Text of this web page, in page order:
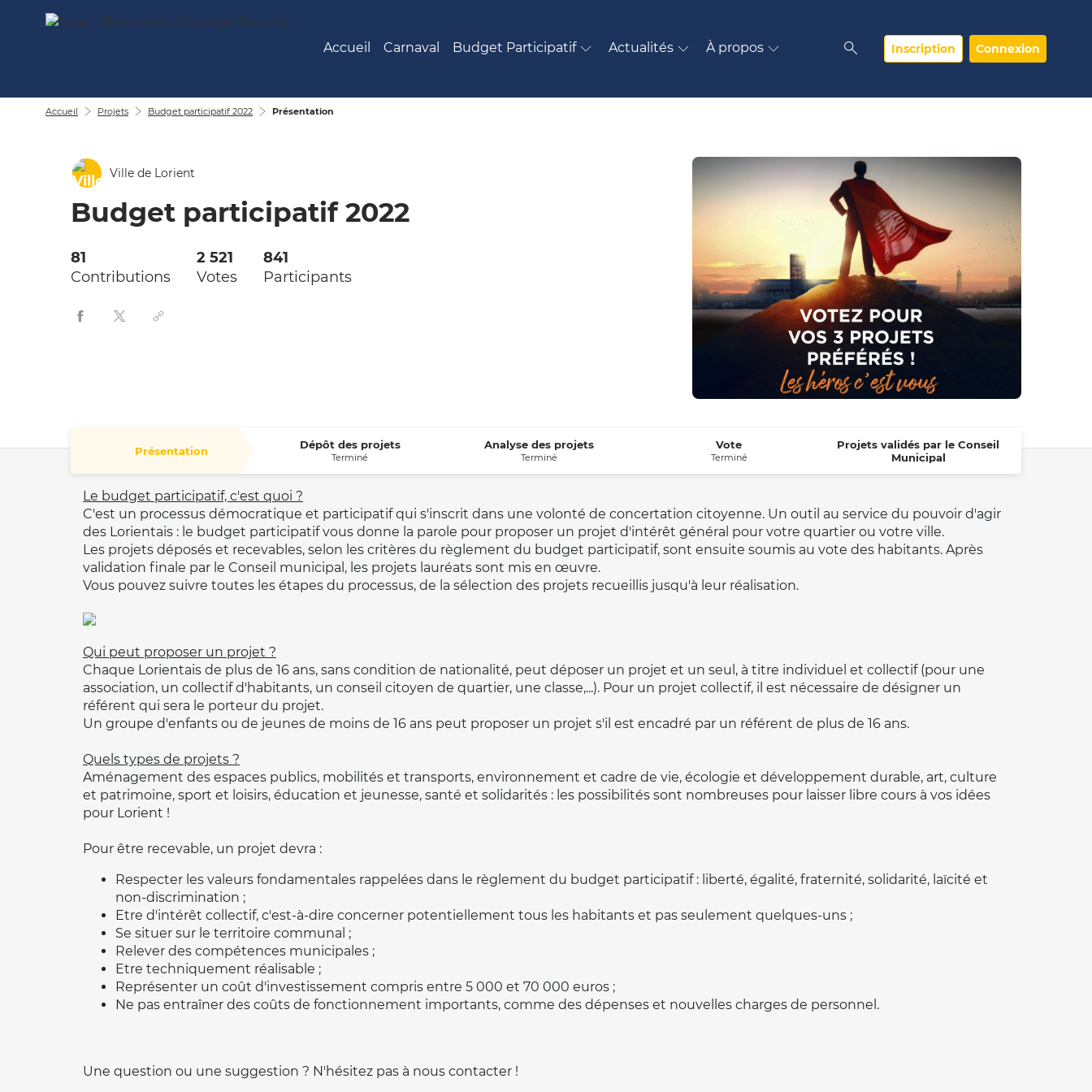
Aller au menu Aller au contenu
Accueil Carnaval Budget Participatif Actualités À propos Inscription Connexion
Accueil Projets Budget participatif 2022 Présentation
Ville de Lorient
Budget participatif 2022
81
Contributions
2 521
Votes
841
Participants
Présentation Dépôt des projets
Terminé
Analyse des projets
Terminé
Vote
Terminé
Projets validés par le Conseil
Municipal
Le budget participatif, c'est quoi ?
C'est un processus démocratique et participatif qui s'inscrit dans une volonté de concertation citoyenne. Un outil au service du pouvoir d'agir
des Lorientais : le budget participatif vous donne la parole pour proposer un projet d'intérêt général pour votre quartier ou votre ville.
Les projets déposés et recevables, selon les critères du règlement du budget participatif, sont ensuite soumis au vote des habitants. Après
validation finale par le Conseil municipal, les projets lauréats sont mis en œuvre.
Vous pouvez suivre toutes les étapes du processus, de la sélection des projets recueillis jusqu'à leur réalisation.
Qui peut proposer un projet ?
Chaque Lorientais de plus de 16 ans, sans condition de nationalité, peut déposer un projet et un seul, à titre individuel et collectif (pour une
association, un collectif d'habitants, un conseil citoyen de quartier, une classe,...). Pour un projet collectif, il est nécessaire de désigner un
référent qui sera le porteur du projet.
Un groupe d'enfants ou de jeunes de moins de 16 ans peut proposer un projet s'il est encadré par un référent de plus de 16 ans.
Quels types de projets ?
Aménagement des espaces publics, mobilités et transports, environnement et cadre de vie, écologie et développement durable, art, culture
et patrimoine, sport et loisirs, éducation et jeunesse, santé et solidarités : les possibilités sont nombreuses pour laisser libre cours à vos idées
pour Lorient !
Pour être recevable, un projet devra :
Respecter les valeurs fondamentales rappelées dans le règlement du budget participatif : liberté, égalité, fraternité, solidarité, laïcité et
non-discrimination ;
Etre d'intérêt collectif, c'est-à-dire concerner potentiellement tous les habitants et pas seulement quelques-uns ;
Se situer sur le territoire communal ;
Relever des compétences municipales ;
Etre techniquement réalisable ;
Représenter un coût d'investissement compris entre 5 000 et 70 000 euros ;
Ne pas entraîner des coûts de fonctionnement importants, comme des dépenses et nouvelles charges de personnel.
Une question ou une suggestion ? N'hésitez pas à nous contacter !